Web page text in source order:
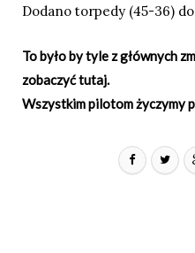
Dodano torpedy (45-36)
To było by tyle z głównych
zobaczyćtutaj.
Wszystkim pilotom życzymy